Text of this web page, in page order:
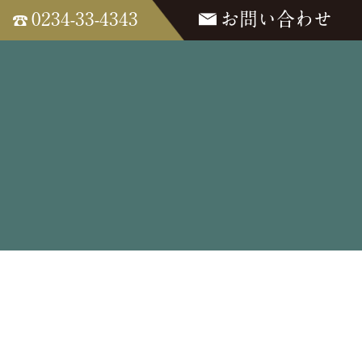
0234-33-4343 お問い合わせ